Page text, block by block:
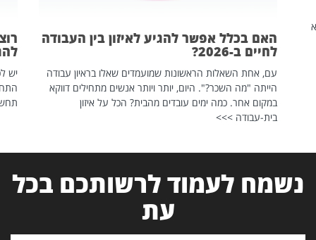
האם בכלל אפשר להגיע לאיזון בין העבודה
לחיים ב-2026?
עם, אחת השאלות הראשונות שמועמדים שאלו בראיון עבודה
הייתה "מה השכר?". היום, יותר ויותר אנשים מתחילים דווקא
במקום אחר. כמה ימים עובדים מהבית? הכל על איזון
בית-עבודה >>>
יש
נשמח לעמוד לרשותכם בכל
עת